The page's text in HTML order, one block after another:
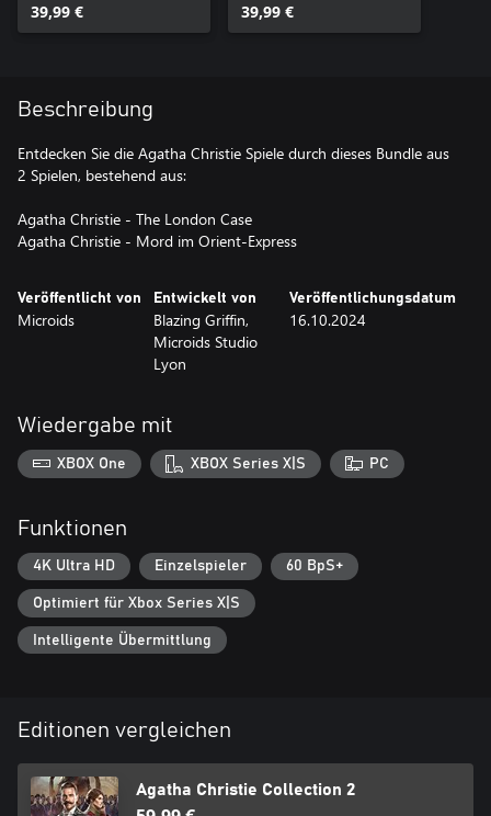
39,99 €
39,99 €
Beschreibung
Entdecken Sie die Agatha Christie Spiele durch dieses Bundle aus
2 Spielen, bestehend aus:
Agatha Christie - The London Case
Agatha Christie - Mord im Orient-Express
Veröffentlicht von
Microids
Entwickelt von
Blazing Griffin,
Microids Studio
Lyon
Veröffentlichungsdatum
16.10.2024
Wiedergabe mit
XBOX One XBOX Series X|S PC
Funktionen
4K Ultra HD Einzelspieler 60 BpS+
Optimiert für Xbox Series X|S
Intelligente Übermittlung
Editionen vergleichen
Agatha Christie Collection 2